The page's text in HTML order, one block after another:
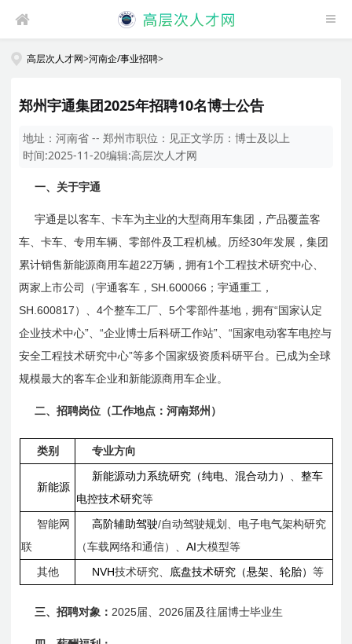
高层次人才网>河南企/事业招聘>
郑州宇通集团2025年招聘10名博士公告
地址：河南省 -- 郑州市职位： 见正文学历：博士及以上
时间:2025-11-20编辑:高层次人才网
一、关于宇通
宇通是以客车、卡车为主业的大型商用车集团，产品覆盖客
车、卡车、专用车辆、零部件及工程机械。历经30年发展，集团
累计销售新能源商用车超 22万辆，拥有1个工程技术研究中心、
两家上市公司（宇通客车，SH.600066 ；宇通重工，
SH.600817 ）、4个整车工厂、5个零部件基地，拥有“ 国家认定
企业技术中心” 、“企业博士后科研工作站” 、“ 国家电动客车电控与
安全工程技术研究中心”等多个国家级资质科研平台。已成为全球
规模最大的客车企业和新能源商用车企业。
二、招聘岗位（工作地点：河南郑州）
类别 专业方向
新能源
新能源动力系统研究（纯电、混合动力）
整车
电控技术研究等
智能网
联
高阶辅助驾驶/自动驾驶规划
、电子电气架构研究
（车载网络和通信）、 AI大模型等
其他 NVH技术研究、 底盘技术研究（悬架、轮胎） 等
三、招聘对象： 2025届、 2026 届及往届博士毕业生